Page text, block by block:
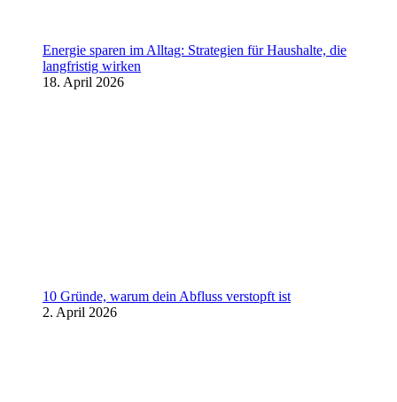
Energie sparen im Alltag: Strategien für Haushalte, die
langfristig wirken
18. April 2026
10 Gründe, warum dein Abfluss verstopft ist
2. April 2026